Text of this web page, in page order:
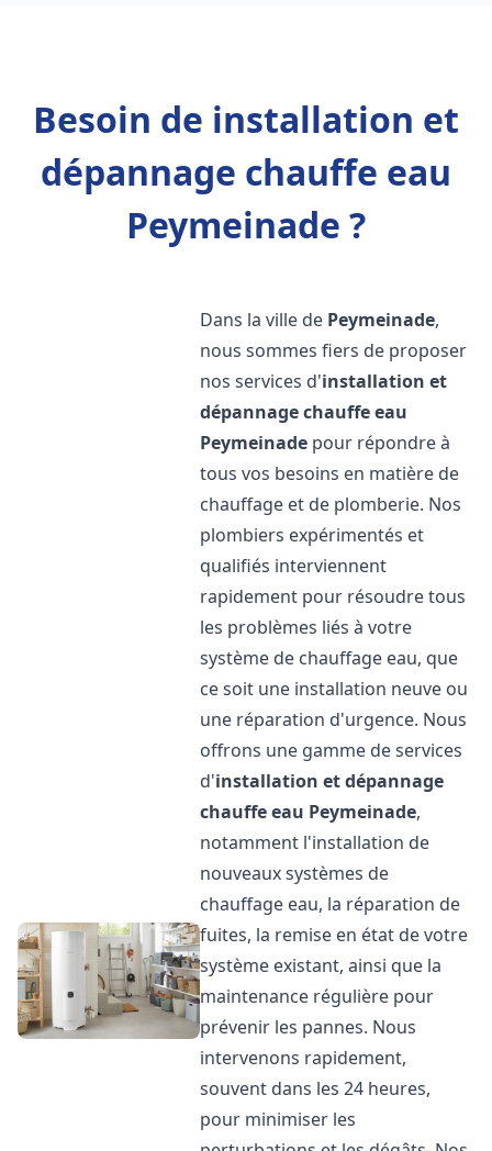
Besoin de installation et
dépannage chauffe eau
Peymeinade ?
Dans la ville de Peymeinade,
nous sommes fiers de proposer
nos services d'installation et
dépannage chauffe eau
Peymeinade pour répondre à
tous vos besoins en matière de
chauffage et de plomberie. Nos
plombiers expérimentés et
qualifiés interviennent
rapidement pour résoudre tous
les problèmes liés à votre
système de chauffage eau, que
ce soit une installation neuve ou
une réparation d'urgence. Nous
offrons une gamme de services
d'installation et dépannage
chauffe eau Peymeinade,
notamment l'installation de
nouveaux systèmes de
chauffage eau, la réparation de
fuites, la remise en état de votre
système existant, ainsi que la
maintenance régulière pour
prévenir les pannes. Nous
intervenons rapidement,
souvent dans les 24 heures,
pour minimiser les